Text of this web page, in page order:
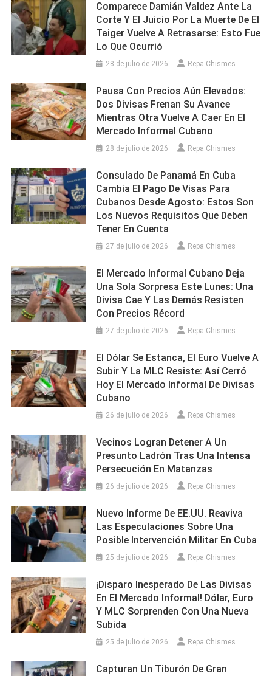
Comparece Damián Valdez Ante La
Corte Y El Juicio Por La Muerte De El
Taiger Vuelve A Retrasarse: Esto Fue
Lo Que Ocurrió
28 de julio de 2026 Repa Chismes
Pausa Con Precios Aún Elevados:
Dos Divisas Frenan Su Avance
Mientras Otra Vuelve A Caer En El
Mercado Informal Cubano
28 de julio de 2026 Repa Chismes
Consulado De Panamá En Cuba
Cambia El Pago De Visas Para
Cubanos Desde Agosto: Estos Son
Los Nuevos Requisitos Que Deben
Tener En Cuenta
27 de julio de 2026 Repa Chismes
El Mercado Informal Cubano Deja
Una Sola Sorpresa Este Lunes: Una
Divisa Cae Y Las Demás Resisten
Con Precios Récord
27 de julio de 2026 Repa Chismes
El Dólar Se Estanca, El Euro Vuelve A
Subir Y La MLC Resiste: Así Cerró
Hoy El Mercado Informal De Divisas
Cubano
26 de julio de 2026 Repa Chismes
Vecinos Logran Detener A Un
Presunto Ladrón Tras Una Intensa
Persecución En Matanzas
26 de julio de 2026 Repa Chismes
Nuevo Informe De EE.UU. Reaviva
Las Especulaciones Sobre Una
Posible Intervención Militar En Cuba
25 de julio de 2026 Repa Chismes
¡Disparo Inesperado De Las Divisas
En El Mercado Informal! Dólar, Euro
Y MLC Sorprenden Con Una Nueva
Subida
25 de julio de 2026 Repa Chismes
Capturan Un Tiburón De Gran